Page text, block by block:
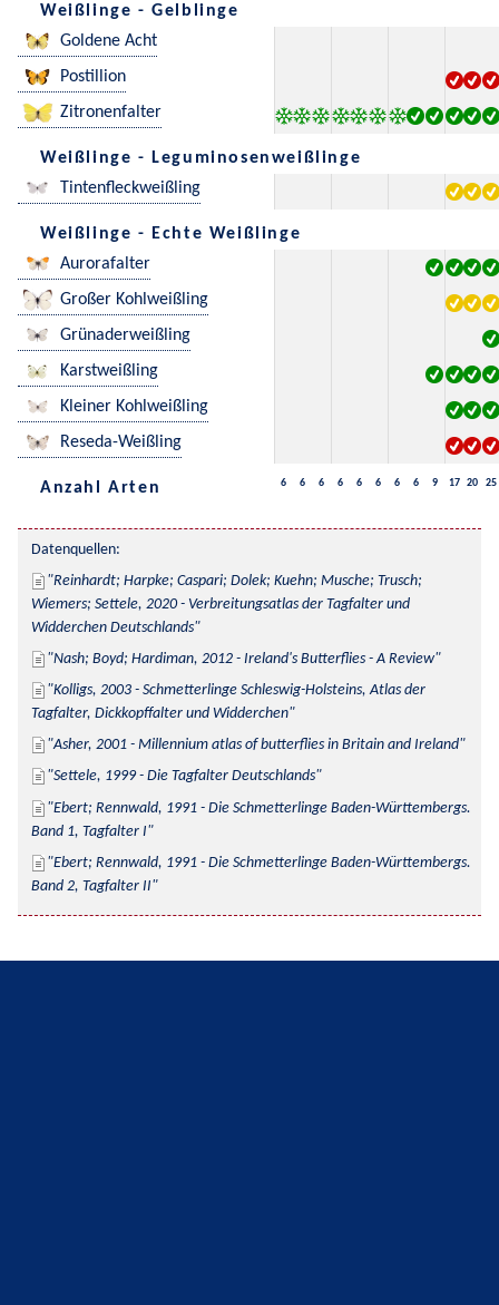
Weißlinge - Gelblinge
Goldene Acht
Postillion
Zitronenfalter
Weißlinge - Leguminosenweißlinge
Tintenfleckweißling
Weißlinge - Echte Weißlinge
Aurorafalter
Großer Kohlweißling
Grünaderweißling
Karstweißling
Kleiner Kohlweißling
Reseda-Weißling
Anzahl Arten 6 6 6 6 6 6 6 6 9 17 20 25
Datenquellen:
Reinhardt; Harpke; Caspari; Dolek; Kuehn; Musche; Trusch;
Wiemers; Settele, 2020 - Verbreitungsatlas der Tagfalter und
Widderchen Deutschlands
Nash; Boyd; Hardiman, 2012 - Ireland's Butterflies - A Review
Kolligs, 2003 - Schmetterlinge Schleswig-Holsteins, Atlas der
Tagfalter, Dickkopffalter und Widderchen
Asher, 2001 - Millennium atlas of butterflies in Britain and Ireland
Settele, 1999 - Die Tagfalter Deutschlands
Ebert; Rennwald, 1991 - Die Schmetterlinge Baden-Württembergs.
Band 1, Tagfalter I
Ebert; Rennwald, 1991 - Die Schmetterlinge Baden-Württembergs.
Band 2, Tagfalter II